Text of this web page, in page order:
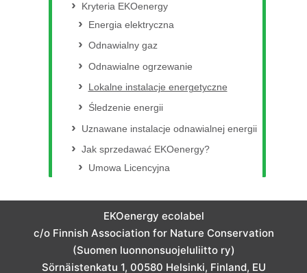
Kryteria EKOenergy
Energia elektryczna
Odnawialny gaz
Odnawialne ogrzewanie
Lokalne instalacje energetyczne
Śledzenie energii
Uznawane instalacje odnawialnej energii
Jak sprzedawać EKOenergy?
Umowa Licencyjna
EKOenergy ecolabel
c/o Finnish Association for Nature Conservation
(Suomen luonnonsuojeluliitto ry)
Sörnäistenkatu 1, 00580 Helsinki, Finland, EU